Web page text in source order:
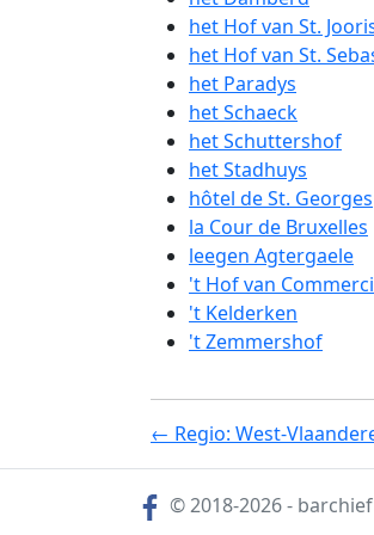
het Hof van St.
het Hof van St.
het Paradys
het Schaeck
het Schuttershof
het Stadhuys
hôtel de St. Georges
la Cour de Bruxelles
leegen Agtergaele
't Hof van
't Kelderken
't Zemmershof
← Regio: West-
© 2018-2026 -